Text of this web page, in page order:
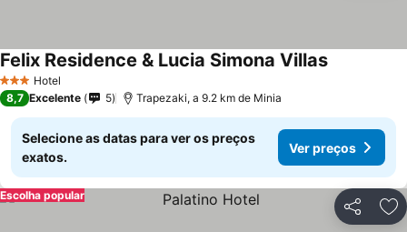
3 EstrelasHotel
Felix Residence & Lucia Simona VillasVer preços
8,7 Excelente 5 Trapezaki, a 9.2 km de Minia
Selecione as datas para ver os preços
exatos.
Ver preços
Partilhar
Escolha popular